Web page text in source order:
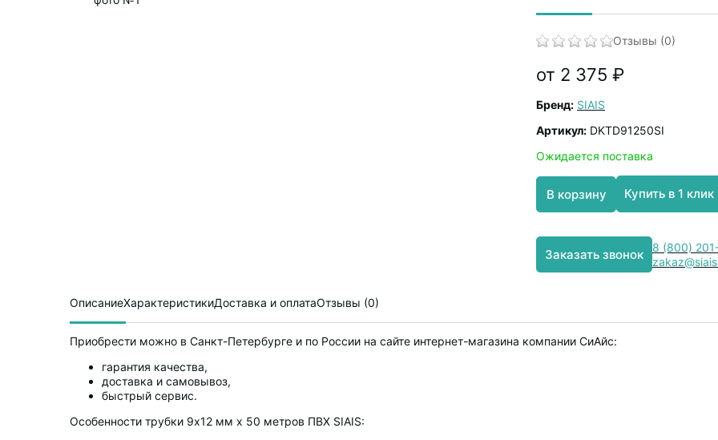
Отзывы (0)
от 2 375 ₽
Бренд: SIAIS
Артикул: DKTD91250SI
Ожидается поставка
В корзину Купить в 1 клик
Заказать звонок
8 (800)
ОписаниеХарактеристикиДоставка и оплатаОтзывы (0)
Приобрести можно в Санкт-Петербурге и по России на сайте интернет-магазина компании СиАйс:
гарантия качества,
доставка и самовывоз,
быстрый сервис.
Особенности трубки 9х12 мм х 50 метров ПВХ SIAIS: